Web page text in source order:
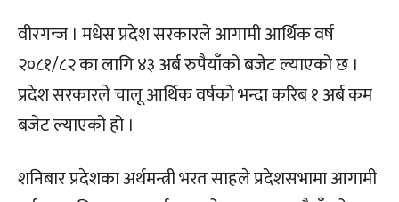
वीरगन्ज । मधेस प्रदेश सरकारले आगामी आर्थिक वर्ष
२०८१/८२ का लागि ४३ अर्ब रुपैयाँको बजेट ल्याएको छ ।
प्रदेश सरकारले चालू आर्थिक वर्षको भन्दा करिब १ अर्ब कम
बजेट ल्याएको हो ।
शनिबार प्रदेशका अर्थमन्त्री भरत साहले प्रदेशसभामा आगामी